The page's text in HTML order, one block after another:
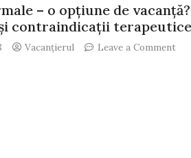
– o opțiune de
contraindicații
Vacanțierul Leave a Commenton